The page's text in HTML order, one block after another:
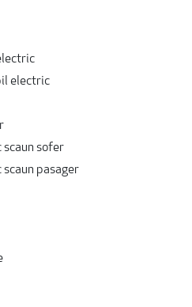
electric
sofer
pasager